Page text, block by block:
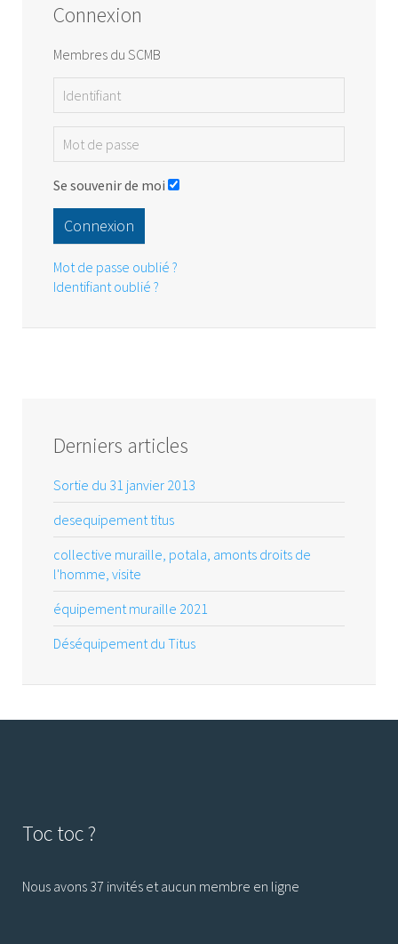
Connexion
Membres du SCMB
Se souvenir de moi
Connexion
Mot de passe oublié ?
Identifiant oublié ?
Derniers articles
Sortie du 31 janvier 2013
desequipement titus
collective muraille, potala, amonts droits de
l'homme, visite
équipement muraille 2021
Déséquipement du Titus
Toc toc ?
Nous avons 37 invités et aucun membre en ligne